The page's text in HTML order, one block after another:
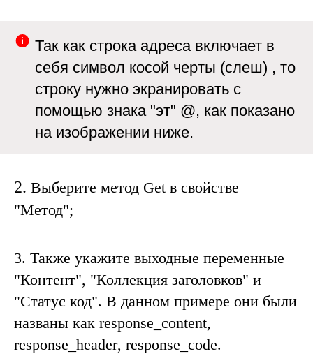
Так как строка адреса включает в
себя символ косой черты (слеш) , то
строку нужно экранировать с
помощью знака "эт" @, как показано
на изображении ниже.
2. Выберите метод Get в свойстве
"Метод";
3. Также укажите выходные переменные
"Контент", "Коллекция заголовков" и
"Статус код". В данном примере они были
названы как response_content,
response_header, response_code.